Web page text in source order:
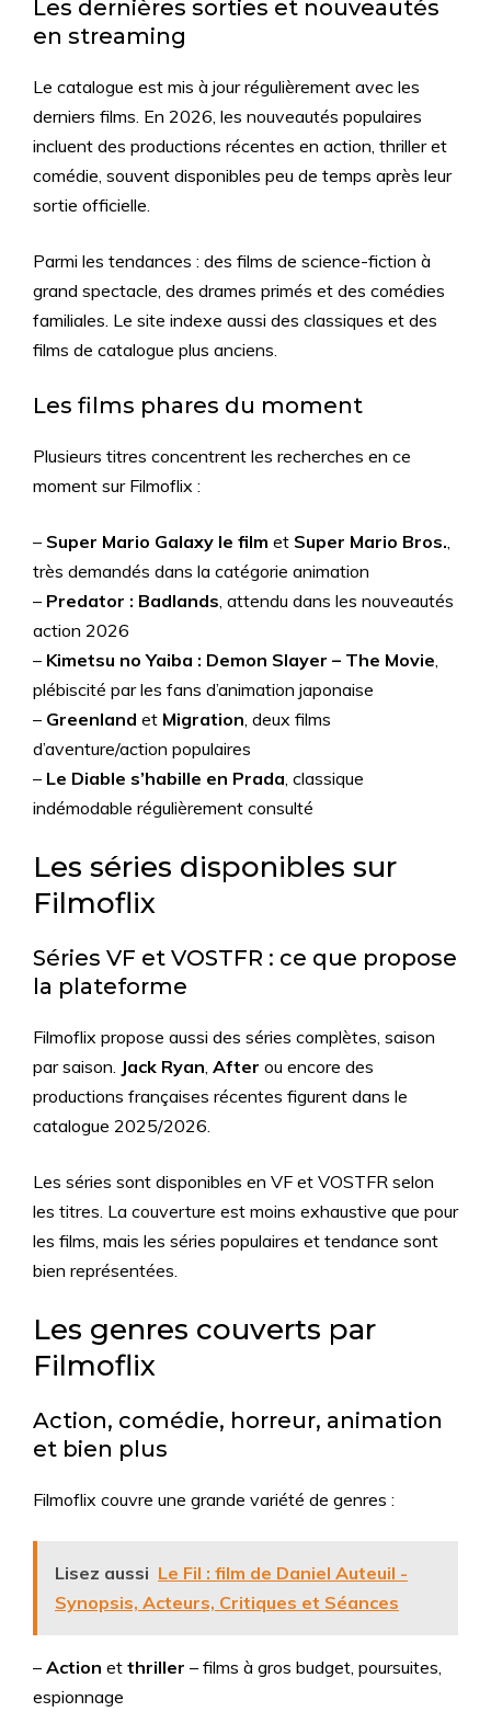
Les dernières sorties et nouveautés
en streaming
Le catalogue est mis à jour régulièrement avec les
derniers films. En 2026, les nouveautés populaires
incluent des productions récentes en action, thriller et
comédie, souvent disponibles peu de temps après leur
sortie officielle.
Parmi les tendances : des films de science-fiction à
grand spectacle, des drames primés et des comédies
familiales. Le site indexe aussi des classiques et des
films de catalogue plus anciens.
Les films phares du moment
Plusieurs titres concentrent les recherches en ce
moment sur Filmoflix :
– Super Mario Galaxy le film et Super Mario Bros.,
très demandés dans la catégorie animation
– Predator : Badlands, attendu dans les nouveautés
action 2026
– Kimetsu no Yaiba : Demon Slayer – The Movie,
plébiscité par les fans d’animation japonaise
– Greenland et Migration, deux films
d’aventure/action populaires
– Le Diable s’habille en Prada, classique
indémodable régulièrement consulté
Les séries disponibles sur
Filmoflix
Séries VF et VOSTFR : ce que propose
la plateforme
Filmoflix propose aussi des séries complètes, saison
par saison. Jack Ryan, After ou encore des
productions françaises récentes figurent dans le
catalogue 2025/2026.
Les séries sont disponibles en VF et VOSTFR selon
les titres. La couverture est moins exhaustive que pour
les films, mais les séries populaires et tendance sont
bien représentées.
Les genres couverts par
Filmoflix
Action, comédie, horreur, animation
et bien plus
Filmoflix couvre une grande variété de genres :
Lisez aussi Le Fil : film de Daniel Auteuil -
Synopsis, Acteurs, Critiques et Séances
– Action et thriller – films à gros budget, poursuites,
espionnage